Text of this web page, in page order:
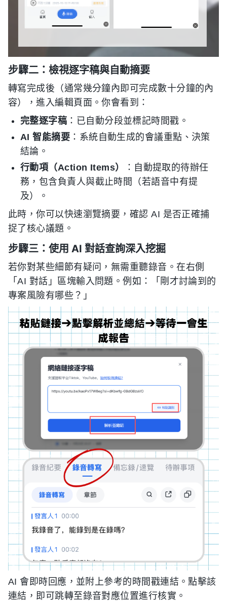
步驟二：檢視逐字稿與自動摘要
轉寫完成後（通常幾分鐘內即可完成數十分鐘的內
容），進入編輯頁面。你會看到：
完整逐字稿 ：已自動分段並標記時間戳。
AI 智能摘要 ：系統自動生成的會議重點、決策
結論。
行動項（Action Items）
：自動提取的待辦任
務，包含負責人與截止時間（若語音中有提
及）。
此時，你可以快速瀏覽摘要，確認 AI 是否正確捕
捉了核心議題。
步驟三：使用 AI 對話查詢深入挖掘
若你對某些細節有疑问，無需重聽錄音。在右側
「AI 對話」區塊輸入問題。例如：「剛才討論到的
專案風險有哪些？」
AI 會即時回應，並附上參考的時間戳連結。點擊該
連結，即可跳轉至錄音對應位置進行核實。